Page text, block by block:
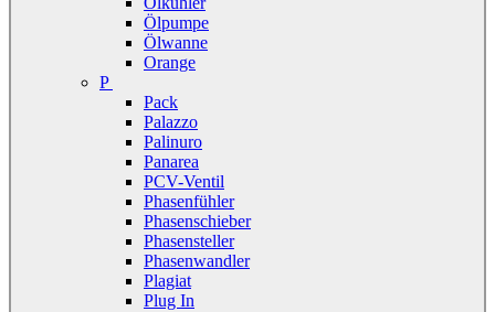
Ölpumpe
Ölwanne
Orange
P
Pack
Palazzo
Palinuro
Panarea
PCV-Ventil
Phasenfühler
Phasenschieber
Phasensteller
Phasenwandler
Plagiat
Plug In